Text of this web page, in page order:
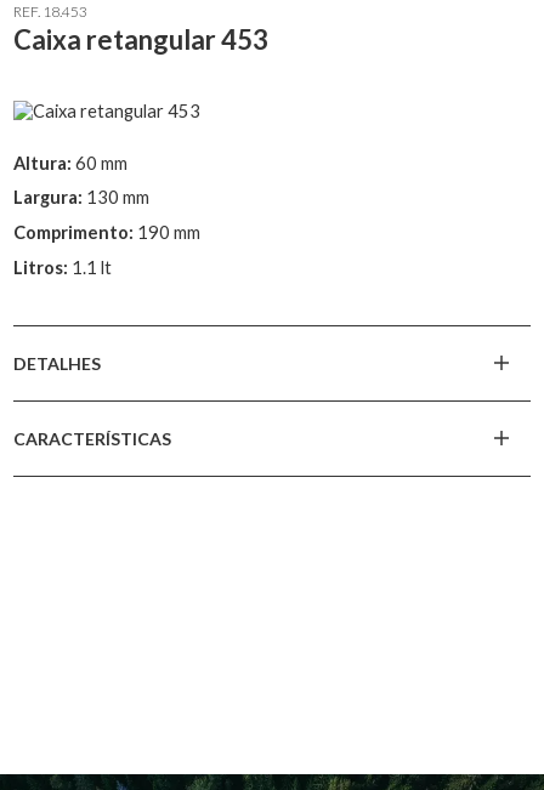
REF. 18.453
Caixa retangular 453
Altura: 60 mm
Largura: 130 mm
Comprimento: 190 mm
Litros: 1.1 lt
DETALHES
CARACTERÍSTICAS